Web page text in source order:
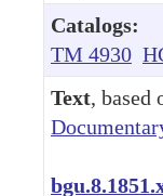
Catalogs:
TM 4930
Text, based